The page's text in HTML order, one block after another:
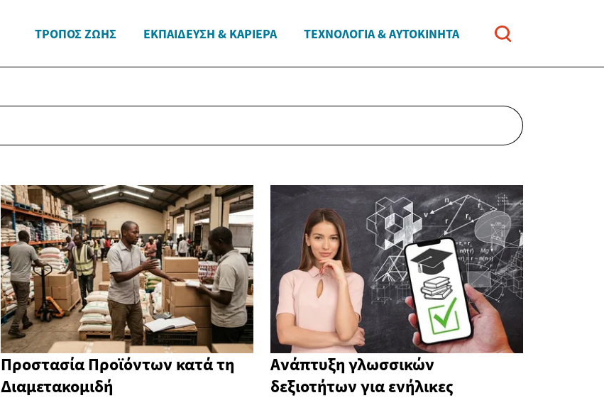
ΤΡΌΠΟΣ ΖΩΉΣ ΕΚΠΑΊΔΕΥΣΗ & ΚΑΡΙΈΡΑ ΤΕΧΝΟΛΟΓΊΑ & ΑΥΤΟΚΊΝΗΤΑ
Προστασία Προϊόντων κατά τη
Διαμετακομιδή
Ανάπτυξη γλωσσικών
δεξιοτήτων για ενήλικες